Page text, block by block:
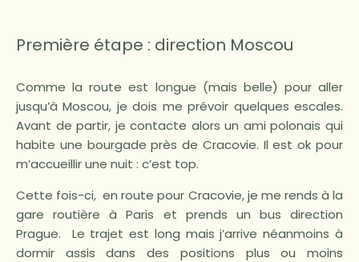
Première étape : direction Moscou
Comme la route est longue (mais belle) pour aller
jusqu’à Moscou, je dois me prévoir quelques escales.
Avant de partir, je contacte alors un ami polonais qui
habite une bourgade près de Cracovie. Il est ok pour
m’accueillir une nuit : c’est top.
Cette fois-ci, en route pour Cracovie, je me rends à la
gare routière à Paris et prends un bus direction
Prague. Le trajet est long mais j’arrive néanmoins à
dormir assis dans des positions plus ou moins